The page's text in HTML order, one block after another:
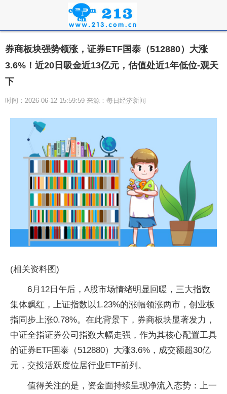
券商板块强势领涨，证券ETF国泰（512880）大涨
3.6%！近20日吸金近13亿元，估值处近1年低位-观天
下
时间：2026-06-12 15:59:59 来源：每日经济新闻
(相关资料图)
6月12日午后，A股市场情绪明显回暖，三大指数
集体飘红，上证指数以1.23%的涨幅领涨两市，创业板
指同步上涨0.78%。在此背景下，券商板块显著发力，
中证全指证券公司指数大幅走强，作为其核心配置工具
的证券ETF国泰（512880）大涨3.6%，成交额超30亿
元，交投活跃度位居行业ETF前列。
值得关注的是，资金面持续呈现净流入态势：上一